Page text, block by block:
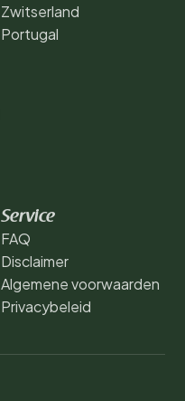
Zwitserland
Portugal
Service
FAQ
Disclaimer
Algemene voorwaarden
Privacybeleid